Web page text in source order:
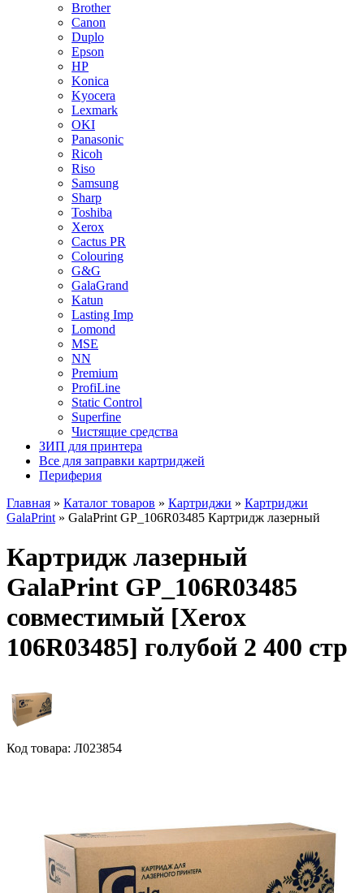
Brother
Canon
Duplo
Epson
HP
Konica
Kyocera
Lexmark
OKI
Panasonic
Ricoh
Riso
Samsung
Sharp
Toshiba
Xerox
Cactus PR
Colouring
G&G
GalaGrand
Katun
Lasting Imp
Lomond
MSE
NN
Premium
ProfiLine
Static Control
Superfine
Чистящие средства
ЗИП для принтера
Все для заправки картриджей
Периферия
Главная » Каталог товаров » Картриджи » Картриджи
GalaPrint » GalaPrint GP_106R03485 Картридж лазерный
Картридж лазерный
GalaPrint GP_106R03485
совместимый [Xerox
106R03485] голубой 2 400 стр
Код товара: Л023854